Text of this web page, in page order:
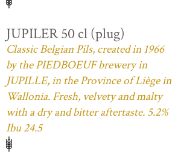
JUPILER 50 cl (plug)
Classic Belgian Pils, created in 1966
by the PIEDBOEUF brewery in
JUPILLE, in the Province of Liège in
Wallonia. Fresh, velvety and malty
with a dry and bitter aftertaste. 5.2%
Ibu 24.5